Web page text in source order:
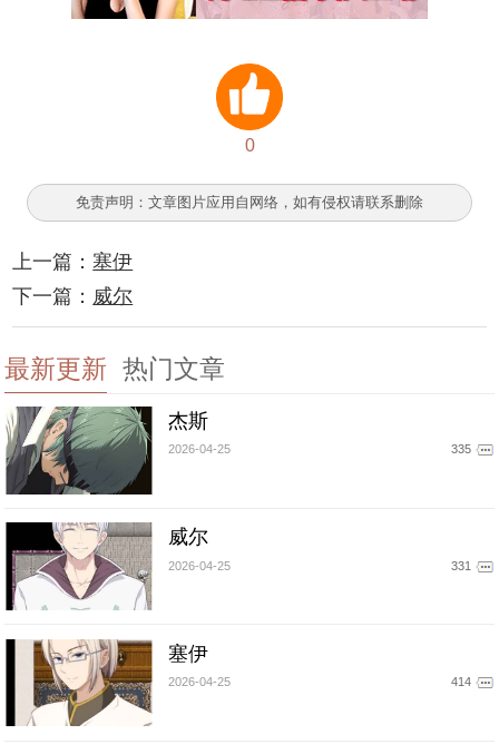
0
免责声明：文章图片应用自网络，如有侵权请联系删除
上一篇：塞伊
下一篇： 威尔
最新更新 热门文章
杰斯
2026-04-25 335
威尔
2026-04-25 331
塞伊
2026-04-25 414